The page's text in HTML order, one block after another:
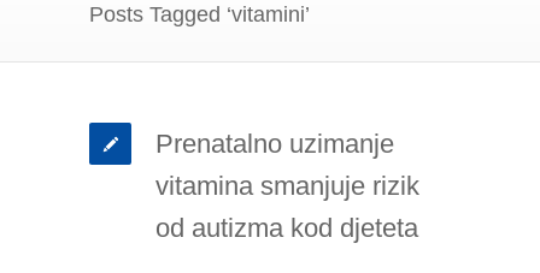
Posts Tagged ‘vitamini’
Prenatalno uzimanje
vitamina smanjuje rizik
od autizma kod djeteta